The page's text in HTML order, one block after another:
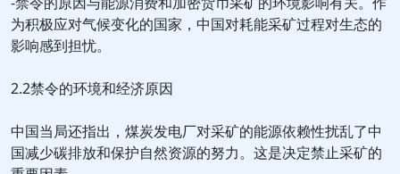
为积极应对气候变化的国家，中国对耗能采矿过程对生态的
影响感到担忧。
2.2禁令的环境和经济原因
中国当局还指出，煤炭发电厂对采矿的能源依赖性扰乱了中
国减少碳排放和保护自然资源的努力。这是决定禁止采矿的